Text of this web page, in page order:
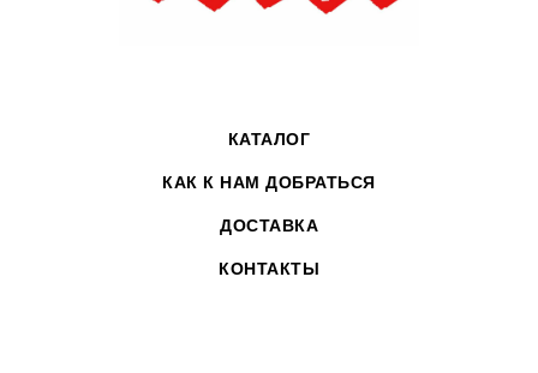
КАТАЛОГ
КАК К НАМ ДОБРАТЬСЯ
ДОСТАВКА
КОНТАКТЫ